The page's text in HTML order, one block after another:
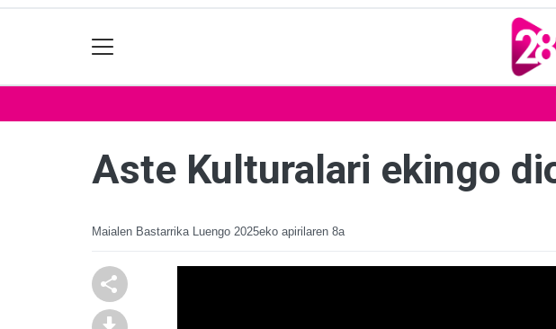
Aste Kulturalari ekingo
Maialen Bastarrika Luengo 2025eko apirilaren 8a